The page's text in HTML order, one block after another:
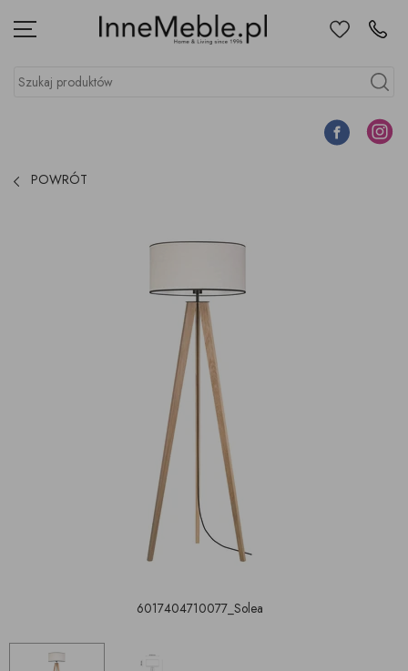
Menu UlubioneKontakt
Szukaj produktów
Szukaj
Facebook
POWRÓT
6017404710077_Solea